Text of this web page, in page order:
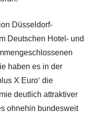
Düsseldorf-
Deutschen Hotel- und
haben es in der
X Euro‘ die
deutlich attraktiver
ohnehin bundesweit